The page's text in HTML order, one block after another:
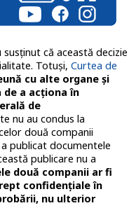
că această decizie
Totuși, Curtea de
cu alte organe și
de a acționa în
de
nu au condus la
două companii
publicat documentele
publicare nu a
două companii ar fi
confidențiale în
nu ulterior